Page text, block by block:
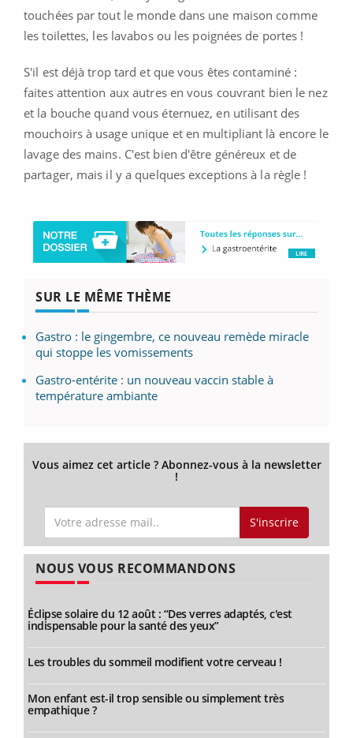
touchées par tout le monde dans une maison comme
les toilettes, les lavabos ou les poignées de portes !
S'il est déjà trop tard et que vous êtes contaminé :
faites attention aux autres en vous couvrant bien le nez
et la bouche quand vous éternuez, en utilisant des
mouchoirs à usage unique et en multipliant là encore le
lavage des mains. C'est bien d'être généreux et de
partager, mais il y a quelques exceptions à la règle !
SUR LE MÊME THÈME
Gastro : le gingembre, ce nouveau remède miracle
qui stoppe les vomissements
Gastro-entérite : un nouveau vaccin stable à
température ambiante
Vous aimez cet article ? Abonnez-vous à la newsletter
!
S'inscrire
NOUS VOUS RECOMMANDONS
Éclipse solaire du 12 août : “Des verres adaptés, c'est
indispensable pour la santé des yeux”
Les troubles du sommeil modifient votre cerveau !
Mon enfant est-il trop sensible ou simplement très
empathique ?